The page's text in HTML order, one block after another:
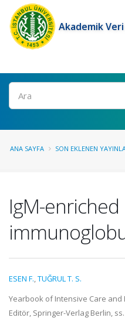
Akademik
Ara
ANA SAYFA SON EKLENEN
IgM-enriched
ESEN F.,TUĞRUL T. S.
Yearbook of Intensive Care and
Editör, Springer-Verlag Berlin,